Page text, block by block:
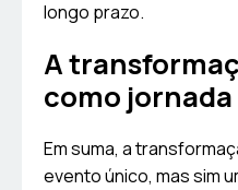
longo prazo.
A
como
Em suma, a
evento único, mas sim